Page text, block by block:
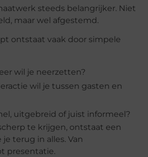
steeds belangrijker. Niet
maar wel afgestemd.
ontstaat vaak door simpele
wil je neerzetten?
wil je tussen gasten en
uitgebreid of juist informeel?
te krijgen, ontstaat een
je terug in alles. Van
presentatie.